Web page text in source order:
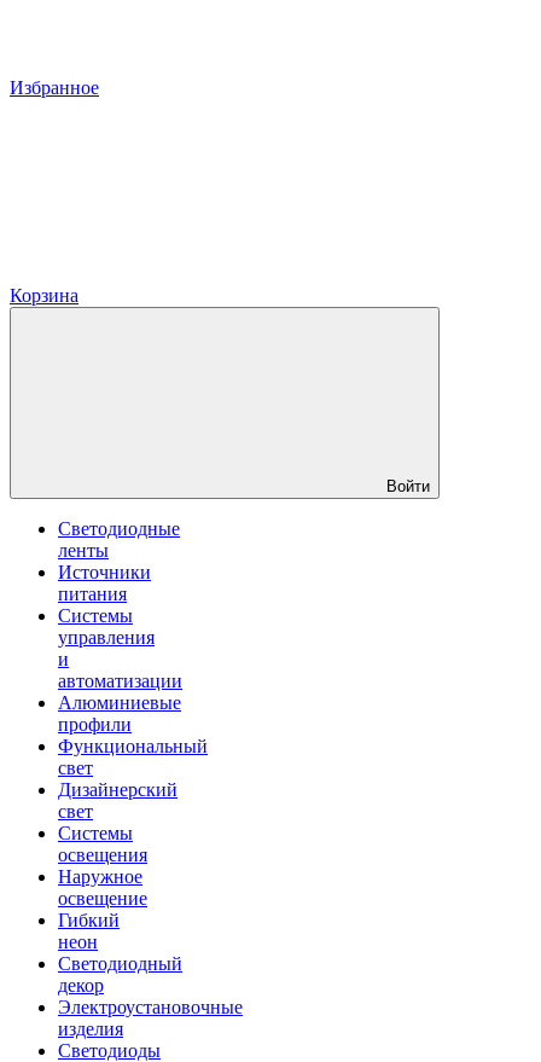
Избранное
Корзина
Войти
Светодиодные
ленты
Источники
питания
Системы
управления
и
автоматизации
Алюминиевые
профили
Функциональный
свет
Дизайнерский
свет
Системы
освещения
Наружное
освещение
Гибкий
неон
Светодиодный
декор
Электроустановочные
изделия
Светодиоды